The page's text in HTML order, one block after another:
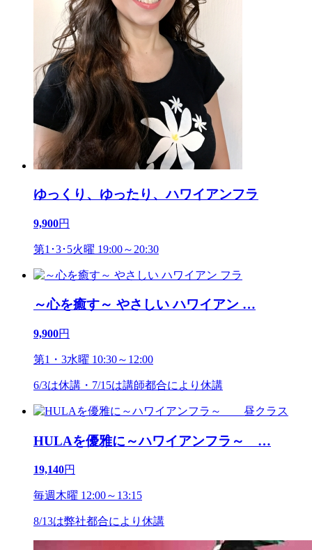
ゆっくり、ゆったり、ハワイアンフラ
9,900円
第1･3･5火曜 19:00～20:30
～心を癒す～ やさしい ハワイアン …
9,900円
第1・3水曜 10:30～12:00
6/3は休講・7/15は講師都合により休講
HULAを優雅に～ハワイアンフラ～ …
19,140円
毎週木曜 12:00～13:15
8/13は弊社都合により休講